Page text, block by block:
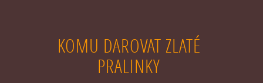
KOMU DAROVAT ZLATÉ
PRALINKY